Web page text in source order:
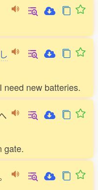
し
need new batteries.
gate.